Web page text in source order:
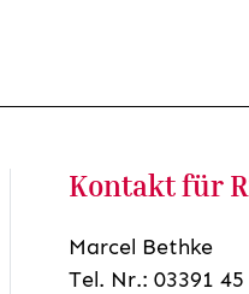
Kontakt für
Marcel Bethke
Tel. Nr.: 03391 45